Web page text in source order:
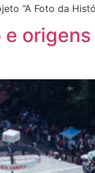
“A Foto da